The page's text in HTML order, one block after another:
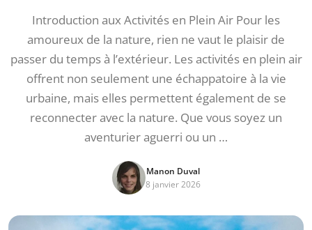
Introduction aux Activités en Plein Air Pour les
amoureux de la nature, rien ne vaut le plaisir de
passer du temps à l’extérieur. Les activités en plein air
offrent non seulement une échappatoire à la vie
urbaine, mais elles permettent également de se
reconnecter avec la nature. Que vous soyez un
aventurier aguerri ou un …
Manon Duval
8 janvier 2026